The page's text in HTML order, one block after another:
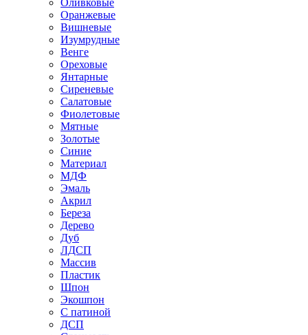
Оливковые
Оранжевые
Вишневые
Изумрудные
Венге
Ореховые
Янтарные
Сиреневые
Салатовые
Фиолетовые
Мятные
Золотые
Синие
Материал
МДФ
Эмаль
Акрил
Береза
Дерево
Дуб
ЛДСП
Массив
Пластик
Шпон
Экошпон
С патиной
ДСП